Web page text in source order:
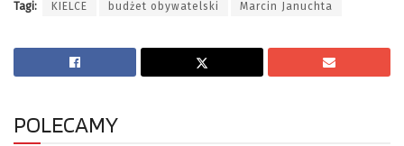
Tagi: KIELCE budżet obywatelski Marcin Januchta
POLECAMY